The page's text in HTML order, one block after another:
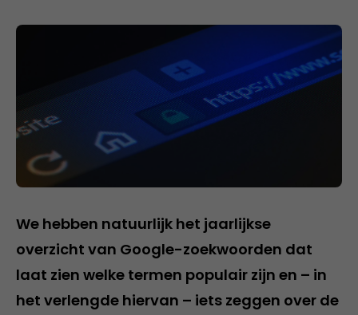
We hebben natuurlijk het jaarlijkse
overzicht van Google-zoekwoorden dat
laat zien welke termen populair zijn en – in
het verlengde hiervan – iets zeggen over de